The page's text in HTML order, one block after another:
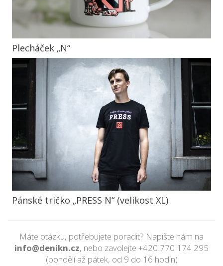
Plecháček „N“
Pánské tričko „PRESS N“ (velikost XL)
Máte otázku, potřebujete poradit? Napište nám na
info@denikn.cz, nebo zavolejte +420 770 174 295
(pondělí až pátek, od 9 do 16 hodin)